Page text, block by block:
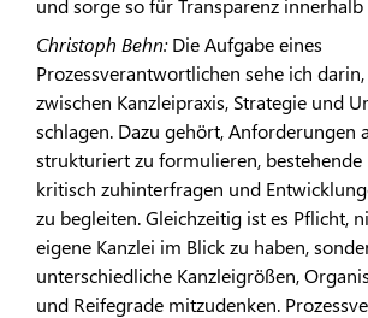
Christoph Behn:Die Aufgabe eines
Prozessverantwortlichen sehe ich
zwischen Kanzleipraxis, Strategie und
schlagen. Dazu gehört, Anforderungen
strukturiert zu formulieren, bestehende
kritisch zuhinterfragen und
zu begleiten. Gleichzeitig ist es Pflicht,
eigene Kanzlei im Blick zu haben,
unterschiedliche Kanzleigrößen,
und Reifegrade mitzudenken.